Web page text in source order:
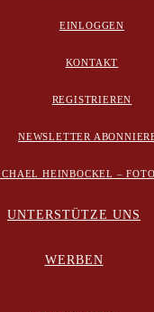
EINLOGGEN
KONTAKT
REGISTRIEREN
NEWSLETTER
HEINBOCKEL –
UNTERSTÜTZE UNS
WERBEN